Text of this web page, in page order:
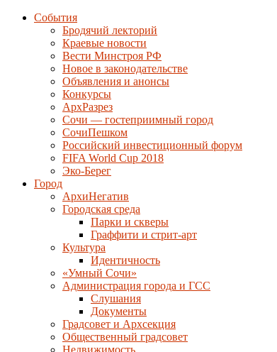
События
Бродячий лекторий
Краевые новости
Вести Минстроя РФ
Новое в законодательстве
Объявления и анонсы
Конкурсы
АрхРазрез
Сочи — гостеприимный город
СочиПешком
Российский инвестиционный форум
FIFA World Cup 2018
Эко-Берег
Город
АрхиНегатив
Городская среда
Парки и скверы
Граффити и стрит-арт
Культура
Идентичность
«Умный Сочи»
Администрация города и ГСС
Слушания
Документы
Градсовет и Архсекция
Общественный градсовет
Недвижимость